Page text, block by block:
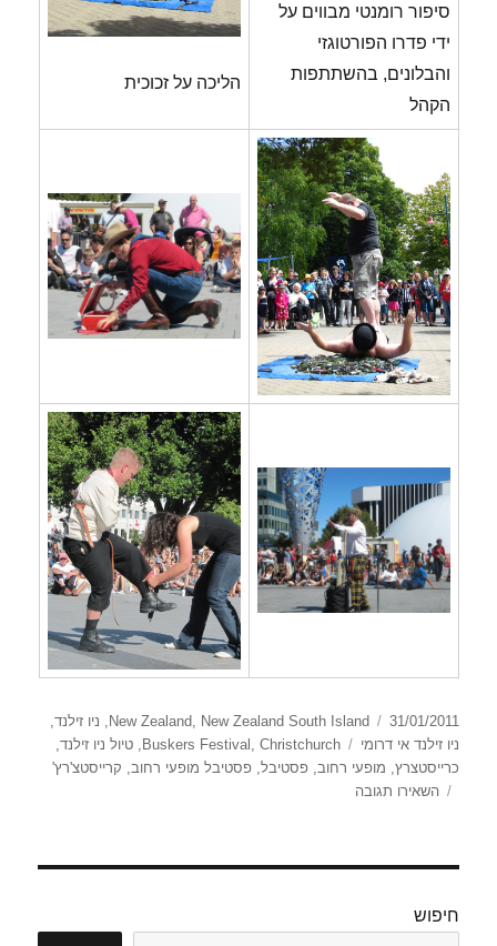
סיפור רומנטי מבווים על
ידי פדרו הפורטוגזי
והבלונים, בהשתתפות
הקהל
הליכה על זכוכית
פורסם
בתאריך
31/01/2011 קטגוריות New Zealand, New Zealand South Island
, ניו זילנד,
ניו זילנד אי דרומי
תגיות Buskers Festival , Christchurch
,טיול ניו זילנד,
כרייסטצרץ, מופעי רחוב,פסטיבל,פסטיבל מופעי רחוב, קרייסטצ'רץ'
השאירו תגובה
חיפוש